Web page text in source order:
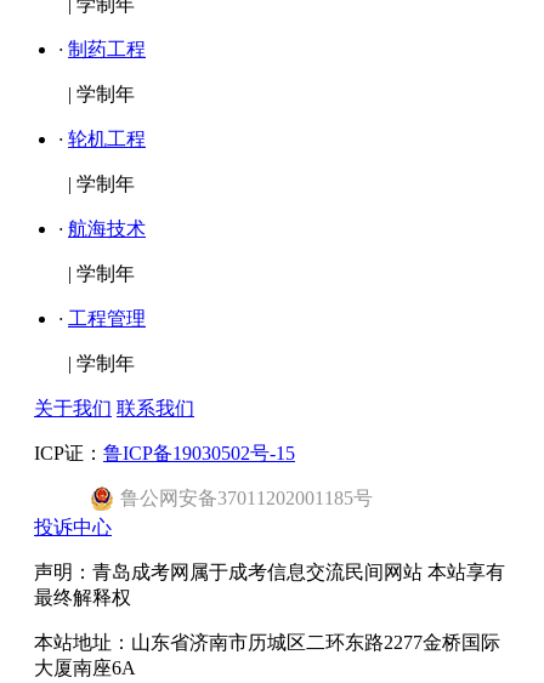
· 制药工程
| 学制年
· 轮机工程
| 学制年
· 航海技术
| 学制年
· 工程管理
| 学制年
关于我们 联系我们
ICP证： 鲁ICP备19030502号-15
鲁公网安备37011202001185号
投诉中心
声明：青岛成考网属于成考信息交流民间网站 本站享有
最终解释权
本站地址：山东省济南市历城区二环东路2277金桥国际
大厦南座6A